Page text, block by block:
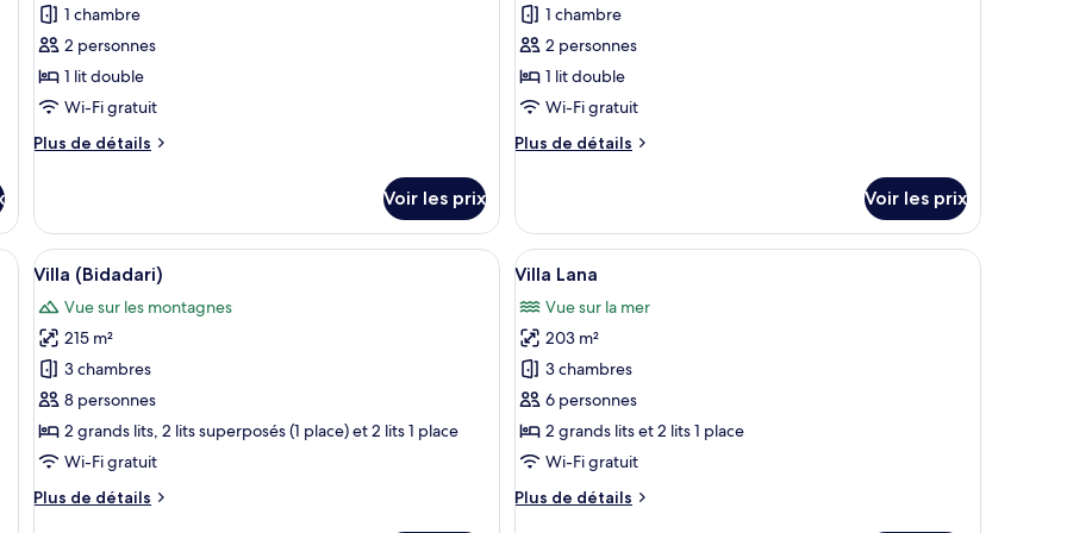
pour
ce
type
de
chambre :
Villa
1 chambre
2 personnes
1 lit double
Wi-Fi gratuit
Plus de détails
Plus
le
type
de
chambre
Villa
(Asmara
1)
Voir les prix
pour
ce
type
de
chambre :
Villa
1 chambre
2 personnes
1 lit double
Wi-Fi gratuit
Plus de détails
Plus
le
type
de
Villa
(Asmara
3)
Voir les prix
sur les montagnes, entouré d’une végétation luxuriante et doté d’une terrasse en bois avec des chaises longues.
Afficher
toutes
les
photos
pour
ce
type
de
chambre :
Villa
Une maison moderne dotée d’une piscine, entourée d’une végétation luxuriante et offrant une vue dégagée sur
33
Villa (Bidadari)
Vue sur les montagnes
215 m²
3 chambres
8 personnes
2 grands lits, 2 lits superposés (1 place) et 2 lits 1 place
Wi-Fi gratuit
Plus de détails
Plus
Afficher
toutes
les
photos
pour
ce
type
de
chambre :
Villa
Une maison moderne dotée d’une piscine,
31
Villa Lana
Vue sur la mer
203 m²
3 chambres
6 personnes
2 grands lits et 2 lits 1 place
Wi-Fi gratuit
Plus de détails
Plus